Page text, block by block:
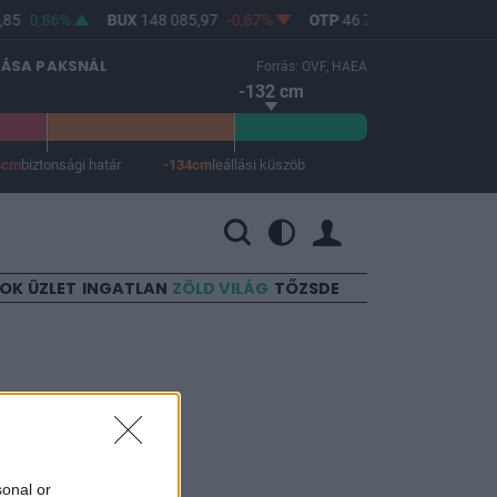
or
0,86% BUX148 085,97 -0,67% OTP46 750
PAKSNÁL Forrás: OVF, HAEA
-132 cm
biztonsági határ -134cmleállási küszöb
ÜZLET INGATLAN ZÖLD VILÁG TŐZSDE